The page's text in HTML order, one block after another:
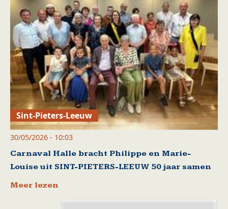
Sint-Pieters-Leeuw
30/05/2026 - 10:03
Carnaval Halle bracht Philippe en Marie-
Louise uit SINT-PIETERS-LEEUW 50 jaar samen
Meer lezen